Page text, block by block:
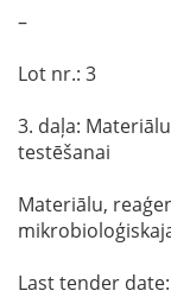
–
Lot nr.: 3
3. daļa:
testēšanai
Materiālu,
Last tender